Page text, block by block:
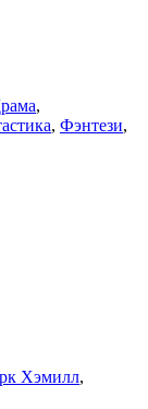
,
, Фэнтези,
Хэмилл,